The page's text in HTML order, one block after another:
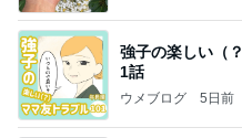
強子の楽しい（
1話
ウメブログ 5日前